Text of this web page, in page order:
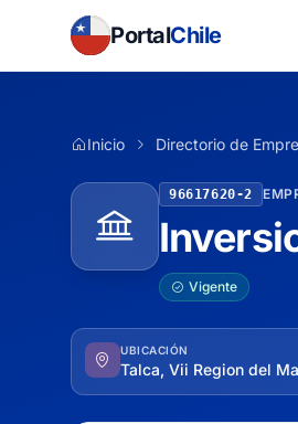
PortalChile
Inicio Directorio de
96617620-2
Vigente
UBICACIÓN
Talca, Vii Region del